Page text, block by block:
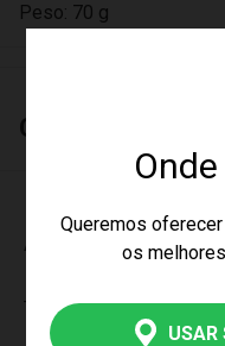
Queremos
os
USAR
Peso: 70 g
Características
Avaliações do
Tem esse produto?